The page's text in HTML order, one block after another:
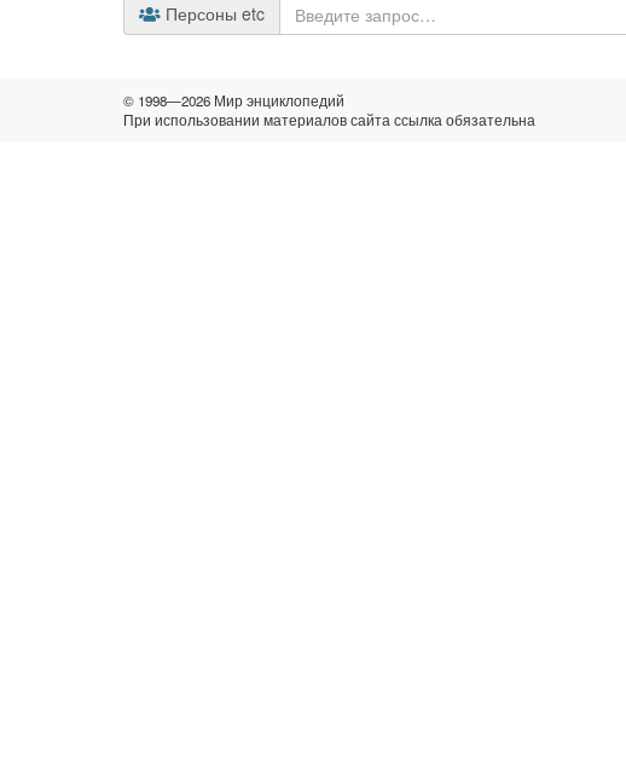
Персоны etc
© 1998—2026 Мир энциклопедий
При использовании материалов сайта ссылка обязательна